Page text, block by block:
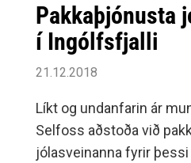
Pakkaþjónusta
í Ingólfsfjalli
21.12.2018
Líkt og undanfarin ár
Selfoss aðstoða við
jólasveinanna fyrir